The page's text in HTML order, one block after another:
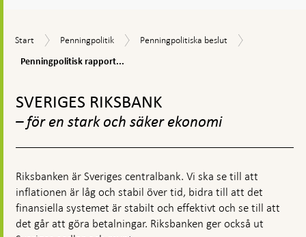
Start
Start Penningpolitik
Penningpolitik
Penningpolitiska
Penningpolitiska beslut
Penningpolitisk rapport...
toppnavigation
SVERIGES RIKSBANK
– för en stark och säker ekonomi
Riksbanken är Sveriges centralbank. Vi ska se till att
inflationen är låg och stabil över tid, bidra till att det
finansiella systemet är stabilt och effektivt och se till att
det går att göra betalningar. Riksbanken ger också ut